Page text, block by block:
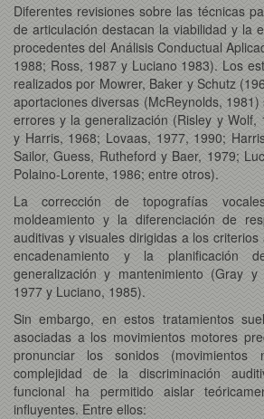
Diferentes revisiones sobre las técnicas
de articulación destacan la viabilidad y la
procedentes del Análisis Conductual
1988; Ross, 1987 y Luciano 1983). Los
realizados por Mowrer, Baker y Schutz
aportaciones diversas (McReynolds,
errores y la generalización (Risley y Wolf,
y Harris, 1968; Lovaas, 1977, 1990;
Sailor, Guess, Rutheford y Baer, 1979;
Polaino-Lorente, 1986; entre otros).
La corrección de topografías
moldeamiento y la diferenciación de
auditivas y visuales dirigidas a los
encadenamiento y la planificación
generalización y mantenimiento (Gray
1977 y Luciano, 1985).
Sin embargo, en estos tratamientos
asociadas a los movimientos motores
pronunciar los sonidos
complejidad de la discriminación
funcional ha permitido aislar
influyentes. Entre ellos: